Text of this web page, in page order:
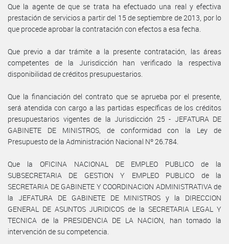
Que la agente de que se trata ha efectuado una real y efectiva
prestación de servicios a partir del 15 de septiembre de 2013, por lo
que procede aprobar la contratación con efectos a esa fecha.
Que previo a dar trámite a la presente contratación, las áreas
competentes de la Jurisdicción han verificado la respectiva
disponibilidad de créditos presupuestarios.
Que la financiación del contrato que se aprueba por el presente,
será atendida con cargo a las partidas específicas de los créditos
presupuestarios vigentes de la Jurisdicción 25 - JEFATURA DE
GABINETE DE MINISTROS, de conformidad con la Ley de
Presupuesto de la Administración Nacional Nº 26.784.
Que la OFICINA NACIONAL DE EMPLEO PUBLICO de la
SUBSECRETARIA DE GESTION Y EMPLEO PUBLICO de la
SECRETARIA DE GABINETE Y COORDINACION ADMINISTRATIVA de
la JEFATURA DE GABINETE DE MINISTROS y la DIRECCION
GENERAL DE ASUNTOS JURIDICOS de la SECRETARIA LEGAL Y
TECNICA de la PRESIDENCIA DE LA NACION, han tomado la
intervención de su competencia.